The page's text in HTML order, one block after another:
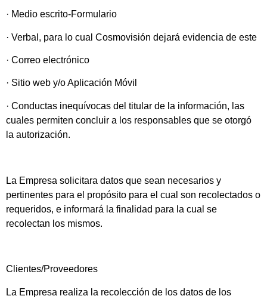
· Medio escrito-Formulario
· Verbal, para lo cual Cosmovisión dejará evidencia de este
· Correo electrónico
· Sitio web y/o Aplicación Móvil
· Conductas inequívocas del titular de la información, las
cuales permiten concluir a los responsables que se otorgó
la autorización.
La Empresa solicitara datos que sean necesarios y
pertinentes para el propósito para el cual son recolectados o
requeridos, e informará la finalidad para la cual se
recolectan los mismos.
Clientes/Proveedores
La Empresa realiza la recolección de los datos de los